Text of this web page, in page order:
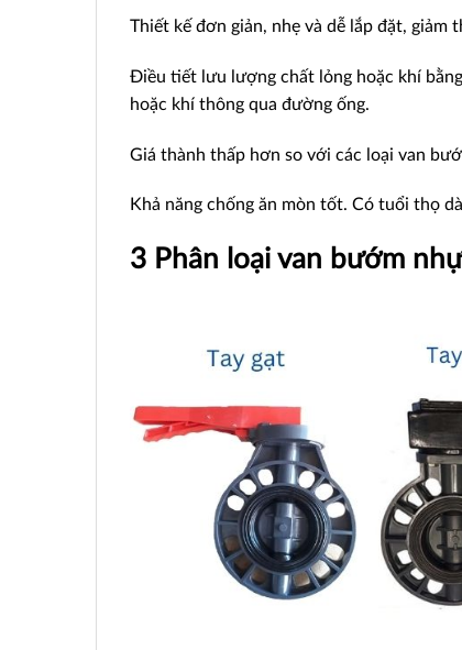
Thiết kế đơn giản, nhẹ và dễ lắp đặt,
Điều tiết lưu lượng chất lỏng hoặc khí
hoặc khí thông qua đường ống.
Giá thành thấp hơn so với các loại van
Khả năng chống ăn mòn tốt. Có tuổi thọ
3 Phân loại van bướm